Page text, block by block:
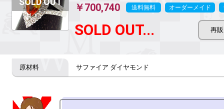
￥700,740 送料無料 オーダーメイド
SOLD OUT...
サファイア ダイヤモンド